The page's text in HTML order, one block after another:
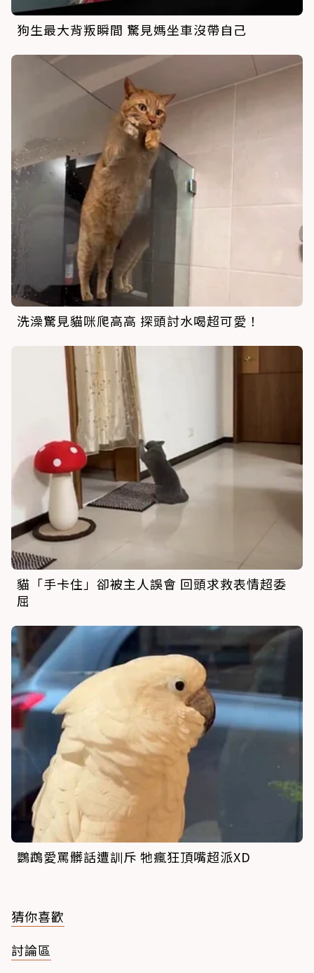
狗生最大背叛瞬間 驚見媽坐車沒帶自己
洗澡驚見貓咪爬高高 探頭討水喝超可愛！
貓「手卡住」卻被主人誤會 回頭求救表情超委
屈
鸚鵡愛罵髒話遭訓斥 牠瘋狂頂嘴超派XD
猜你喜歡
討論區